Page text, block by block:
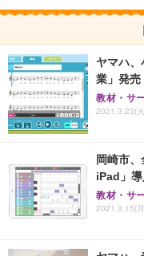
ヤマハ
業」発売
教材・サ
2021.3.23(
岡崎市
iPad」導
教材・サ
2021.3.15(